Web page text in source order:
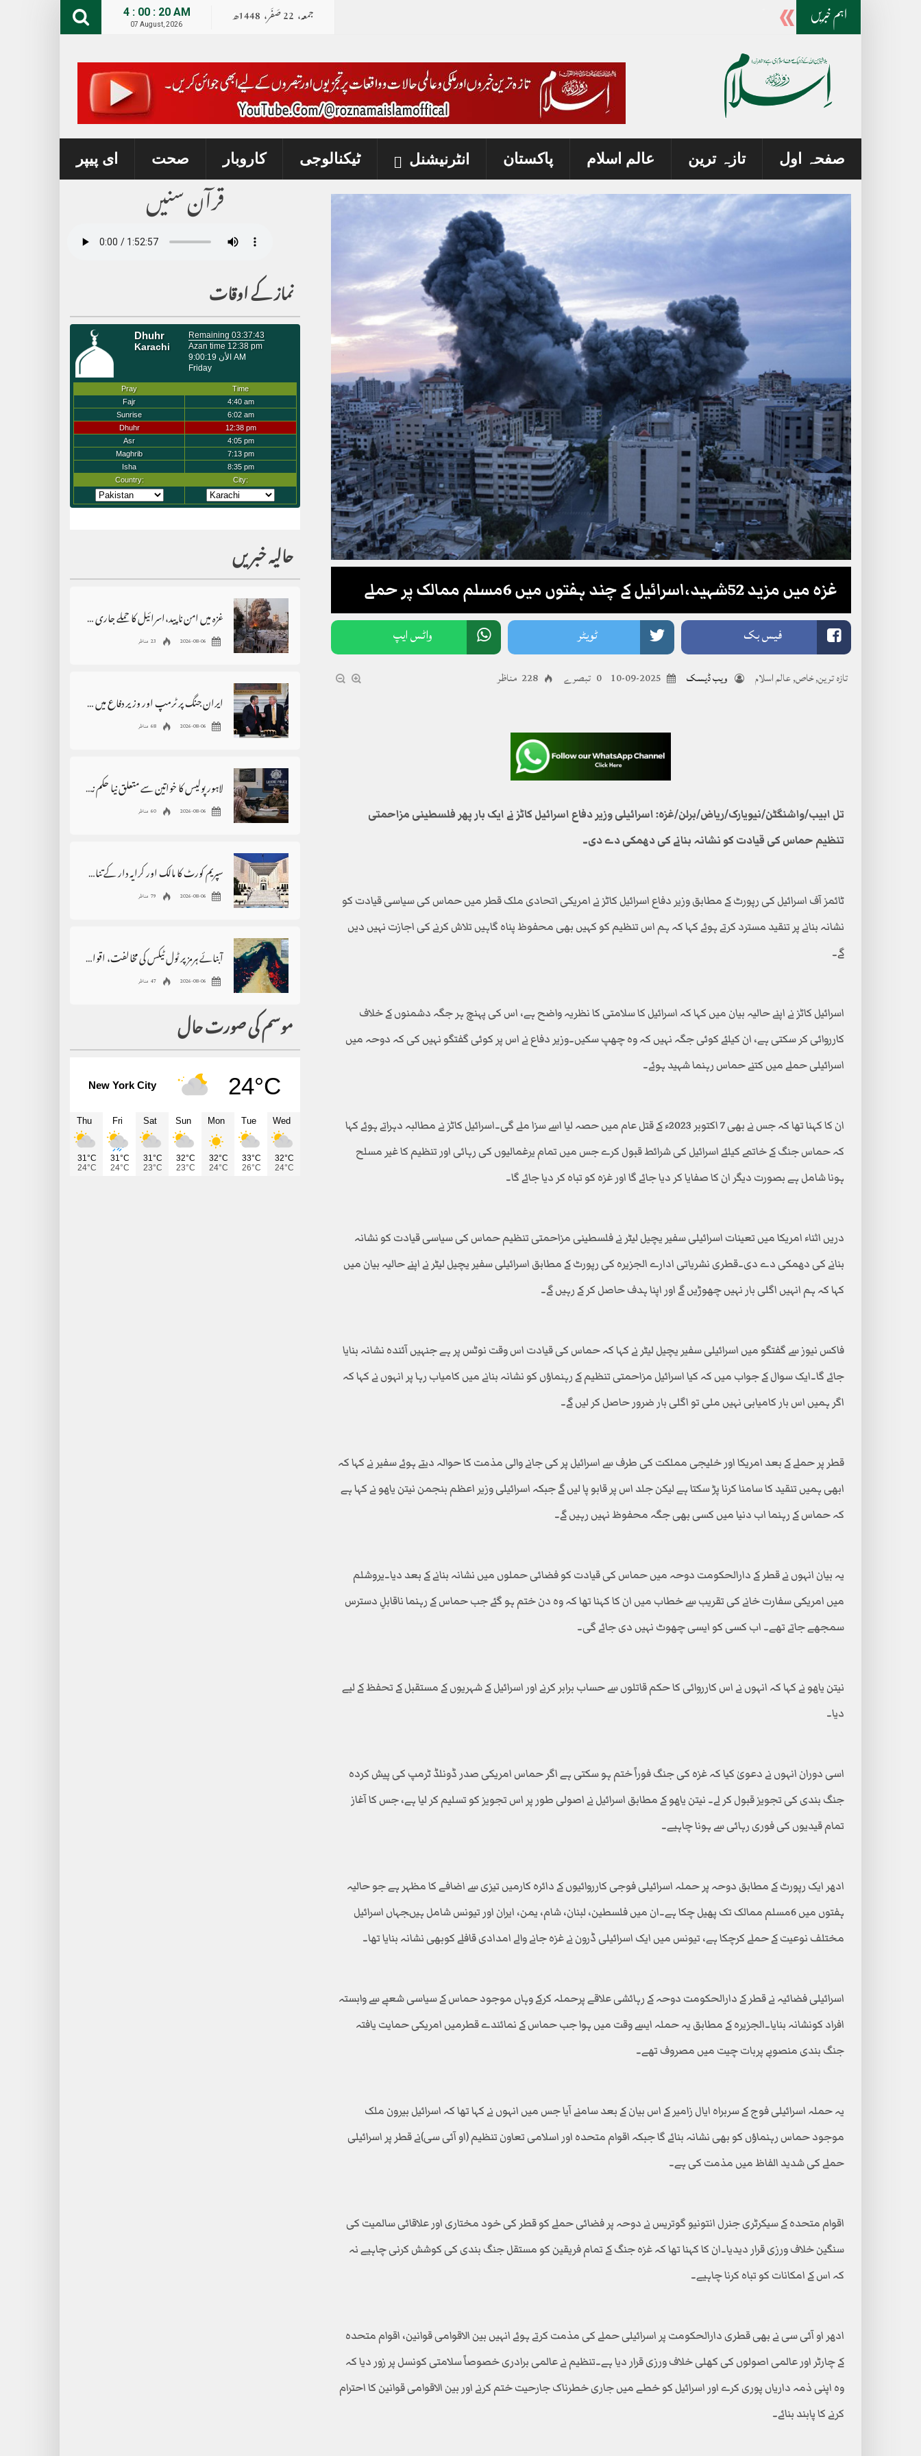
4 : 00 : 21 AM
07 August, 2026 جمعہ،22صــَــفــَــر،1448ھ اہم خبریں
صفحہ اول تازہ ترین عالم اسلام پاکستان انٹرنیشنل ٹیکنالوجی کاروبار صحت ای پیپر
غزہ میں مزید 52شہید،اسرائیل کے چند ہفتوں میں 6مسلم ممالک پر حملے
فیس بک ٹویٹر واٹس ایپ
تازہ ترین,خاص,عالم اسلام ویب ڈیسک 2025-09-10 0 تبصرے 228 مناظر
تل ابیب/واشنگٹن/نیویارک/ریاض/برلن/غزہ: اسرائیلی وزیر دفاع اسرائیل کاٹز نے ایک بار پھر فلسطینی مزاحمتی
تنظیم حماس کی قیادت کو نشانہ بنانے کی دھمکی دے دی۔
ٹائمز آف اسرائیل کی رپورٹ کے مطابق وزیر دفاع اسرائیل کاٹز نے امریکی اتحادی ملک قطر میں حماس کی سیاسی قیادت کو
نشانہ بنانے پر تنقید مسترد کرتے ہوئے کہا کہ ہم اس تنظیم کو کہیں بھی محفوظ پناہ گاہیں تلاش کرنے کی اجازت نہیں دیں
گے۔
اسرائیل کاٹز نے اپنے حالیہ بیان میں کہا کہ اسرائیل کا سلامتی کا نظریہ واضح ہے، اس کی پہنچ ہر جگہ دشمنوں کے خلاف
کارروائی کر سکتی ہے، ان کیلئے کوئی جگہ نہیں کہ وہ چھپ سکیں۔وزیر دفاع نے اس پر کوئی گفتگو نہیں کی کہ دوحہ میں
اسرائیلی حملے میں کتنے حماس رہنما شہید ہوئے۔
ان کا کہنا تھا کہ جس نے بھی 7 اکتوبر 2023ء کے قتل عام میں حصہ لیا اسے سزا ملے گی۔اسرائیل کاٹز نے مطالبہ دہراتے ہوئے کہا
کہ حماس جنگ کے خاتمے کیلئے اسرائیل کی شرائط قبول کرے جس میں تمام یرغمالیوں کی رہائی اور تنظیم کا غیر مسلح
ہونا شامل ہے بصورت دیگر ان کا صفایا کر دیا جائے گا اور غزہ کو تباہ کر دیا جائے گا۔
دریں اثناء امریکا میں تعینات اسرائیلی سفیر یچیل لیٹر نے فلسطینی مزاحمتی تنظیم حماس کی سیاسی قیادت کو نشانہ
بنانے کی دھمکی دے دی۔قطری نشریاتی ادارے الجزیرہ کی رپورٹ کے مطابق اسرائیلی سفیر یچیل لیٹر نے اپنے حالیہ بیان میں
کہا کہ ہم انہیں اگلی بار نہیں چھوڑیں گے اور اپنا ہدف حاصل کر کے رہیں گے۔
فاکس نیوز سے گفتگو میں اسرائیلی سفیر یچیل لیٹر نے کہا کہ حماس کی قیادت اس وقت نوٹس پر ہے جنہیں آئندہ نشانہ بنایا
جائے گا۔ایک سوال کے جواب میں کہ کیا اسرائیل مزاحمتی تنظیم کے رہنماؤں کو نشانہ بنانے میں کامیاب رہا پر انہوں نے کہا کہ
اگر ہمیں اس بار کامیابی نہیں ملی تو اگلی بار ضرور حاصل کر لیں گے۔
قطر پر حملے کے بعد امریکا اور خلیجی مملکت کی طرف سے اسرائیل پر کی جانے والی مذمت کا حوالہ دیتے ہوئے سفیر نے کہا کہ
ابھی ہمیں تنقید کا سامنا کرنا پڑ سکتا ہے لیکن جلد اس پر قابو پا لیں گے جبکہ اسرائیلی وزیر اعظم بنجمن نیتن یاھو نے کہا ہے
کہ حماس کے رہنما اب دنیا میں کسی بھی جگہ محفوظ نہیں رہیں گے۔
یہ بیان انہوں نے قطر کے دارالحکومت دوحہ میں حماس کی قیادت کو فضائی حملوں میں نشانہ بنانے کے بعد دیا۔یروشلم
میں امریکی سفارت خانے کی تقریب سے خطاب میں ان کا کہنا تھا کہ وہ دن ختم ہو گئے جب حماس کے رہنما ناقابلِ دسترس
سمجھے جاتے تھے۔ اب کسی کو ایسی چھوٹ نہیں دی جائے گی۔
نیتن یاھو نے کہا کہ انہوں نے اس کارروائی کا حکم قاتلوں سے حساب برابر کرنے اور اسرائیل کے شہریوں کے مستقبل کے تحفظ کے لیے
دیا۔
اسی دوران انہوں نے دعویٰ کیا کہ غزہ کی جنگ فوراً ختم ہو سکتی ہے اگر حماس امریکی صدر ڈونلڈ ٹرمپ کی پیش کردہ
جنگ بندی کی تجویز قبول کر لے۔ نیتن یاھو کے مطابق اسرائیل نے اصولی طور پر اس تجویز کو تسلیم کر لیا ہے، جس کا آغاز
تمام قیدیوں کی فوری رہائی سے ہونا چاہیے۔
ادھر ایک رپورٹ کے مطابق دوحہ پر حملہ اسرائیلی فوجی کارروائیوں کے دائرہ کارمیں تیزی سے اضافے کا مظہر ہے جو حالیہ
ہفتوں میں 6مسلم ممالک تک پھیل چکا ہے۔ان میں فلسطین، لبنان، شام، یمن، ایران اور تیونس شامل ہیںجہاں اسرائیل
مختلف نوعیت کے حملے کرچکا ہے، تیونس میں ایک اسرائیلی ڈرون نے غزہ جانے والے امدادی قافلے کوبھی نشانہ بنایا تھا۔
اسرائیلی فضائیہ نے قطر کے دارالحکومت دوحہ کے رہائشی علاقے پرحملہ کرکے وہاں موجود حماس کے سیاسی شعبے سے وابستہ
افراد کونشانہ بنایا۔الجزیرہ کے مطابق یہ حملہ ایسے وقت میں ہوا جب حماس کے نمائندے قطرمیں امریکی حمایت یافتہ
جنگ بندی منصوبے پربات چیت میں مصروف تھے۔
یہ حملہ اسرائیلی فوج کے سربراہ ایال زامیر کے اس بیان کے بعد سامنے آیا جس میں انہوں نے کہا تھا کہ اسرائیل بیرون ملک
موجود حماس رہنماؤں کو بھی نشانہ بنائے گا جبکہ اقوام متحدہ اور اسلامی تعاون تنظیم (او آئی سی)نے قطر پر اسرائیلی
حملے کی شدید الفاظ میں مذمت کی ہے۔
اقوام متحدہ کے سیکرٹری جنرل انتونیو گوتریس نے دوحہ پر فضائی حملے کو قطر کی خود مختاری اور علاقائی سالمیت کی
سنگین خلاف ورزی قرار دیدیا۔ان کا کہنا تھا کہ غزہ جنگ کے تمام فریقین کو مستقل جنگ بندی کی کوشش کرنی چاہیے نہ
کہ اس کے امکانات کو تباہ کرنا چاہیے۔
ادھر او آئی سی نے بھی قطری دارالحکومت پر اسرائیلی حملے کی مذمت کرتے ہوئے انہیں بین الاقوامی قوانین، اقوام متحدہ
کے چارٹر اور عالمی اصولوں کی کھلی خلاف ورزی قرار دیا ہے۔تنظیم نے عالمی برادری خصوصاً سلامتی کونسل پر زور دیا کہ
وہ اپنی ذمہ داریاں پوری کرے اور اسرائیل کو خطے میں جاری خطرناک جارحیت ختم کرنے اور بین الاقوامی قوانین کا احترام
کرنے کا پابند بنائے۔
قرآن سنیں
نماز کے اوقات
حالیہ خبریں
غزہ میں امن ناپید،اسرائیل کا حملے جاری رکھنے کا اعلان
2026-08-06 23 مناظر
ایران جنگ پر ٹرمپ اور وزیر دفاع میں اختلافات کی خبروں کی تردید
2026-08-06 68 مناظر
لاہور پولیس کا خواتین سے متعلق نیا حکم نامہ، بڑی پابندی عائد
2026-08-06 60 مناظر
سپریم کورٹ کا مالک اور کرایہ دار کے تنازع سے متعلق بڑا فیصلہ
2026-08-06 79 مناظر
آبنائے ہرمز پر ٹول ٹیکس کی مخالفت، اقوام متحدہ سے فوری مداخلت کا مطالبہ
2026-08-06 47 مناظر
موسم کی صورت حال
New York City 24°C
Thu
31°C
24°C
Fri
31°C
24°C
Sat
31°C
23°C
Sun
32°C
23°C
Mon
32°C
24°C
Tue
33°C
26°C
Wed
32°C
24°C